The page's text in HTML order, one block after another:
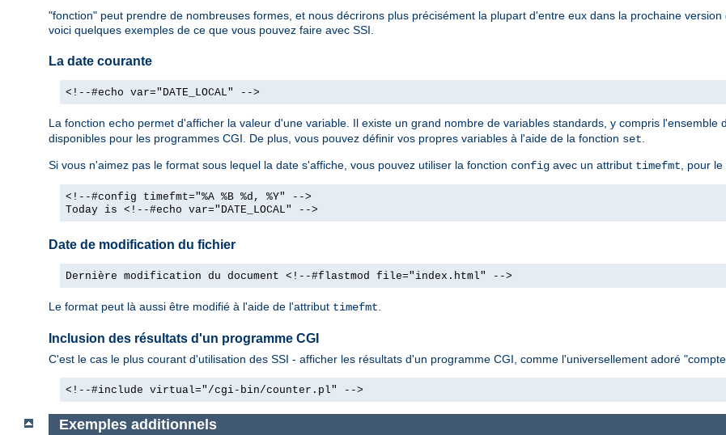
"fonction" peut prendre de nombreuses formes, et nous décrirons plus précisément la plupart d'entre eux dans la prochaine version
voici quelques exemples de ce que vous pouvez faire avec SSI.
La date courante
<!--#echo var="DATE_LOCAL" -->
La fonction echo permet d'afficher la valeur d'une variable. Il existe un grand nombre de variables standards, y compris l'ensemble
disponibles pour les programmes CGI. De plus, vous pouvez définir vos propres variables à l'aide de la fonction set
Si vous n'aimez pas le format sous lequel la date s'affiche, vous pouvez utiliser la fonction config avec un attribut timefmt , pour
<!--#config timefmt="%A %B %d, %Y" -->
Today is <!--#echo var="DATE_LOCAL" -->
Date de modification du fichier
Dernière modification du document <!--#flastmod file="index.html" -->
Le format peut là aussi être modifié à l'aide de l'attribut timefmt.
Inclusion des résultats d'un programme CGI
C'est le cas le plus courant d'utilisation des SSI - afficher les résultats d'un programme CGI, comme l'universellement adoré
<!--#include virtual="/cgi-bin/counter.pl" -->
Exemples additionnels